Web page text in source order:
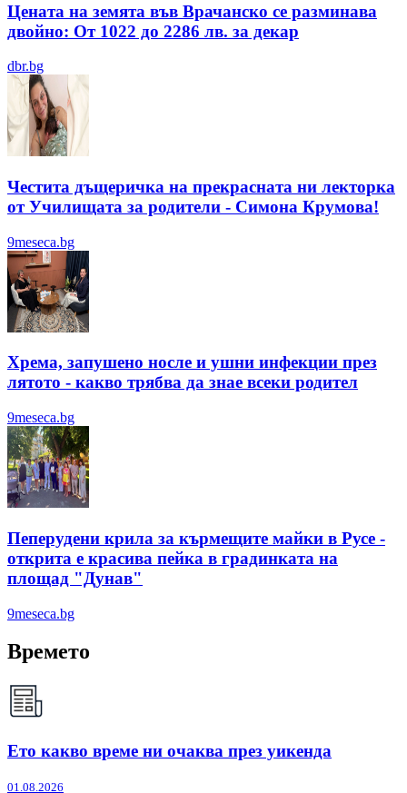
Цената на земята във Врачанско се разминава
двойно: От 1022 до 2286 лв. за декар
dbr.bg
Честита дъщеричка на прекрасната ни лекторка
от Училищата за родители - Симона Крумова!
9meseca.bg
Хрема, запушено носле и ушни инфекции през
лятотo - какво трябва да знае всеки родител
9meseca.bg
Пеперудени крила за кърмещите майки в Русе -
открита е красива пейка в градинката на
площад "Дунав"
9meseca.bg
Времето
Ето какво време ни очаква през уикенда
01.08.2026